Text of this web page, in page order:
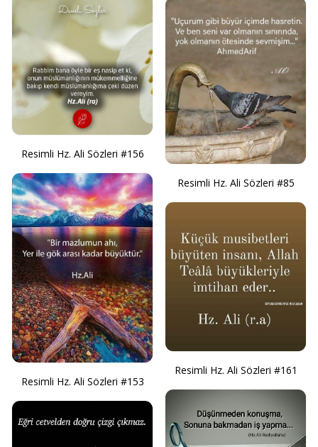
Resimli Hz. Ali Sözleri #156
Resimli Hz. Ali Sözleri #153
Resimli Hz. Ali Sözleri #85
Resimli Hz. Ali Sözleri #161